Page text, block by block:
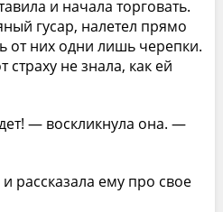
и начала торговать.
гусар, налетел прямо
от них одни лишь черепки.
страху не знала, как ей
— воскликнула она. —
рассказала ему про свое